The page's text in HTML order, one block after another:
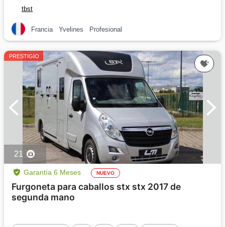
tbst
Francia Yvelines Profesional
PRESTIGIO
21
Garantía 6 Meses NUEVO
Furgoneta para caballos stx stx 2017 de
segunda mano